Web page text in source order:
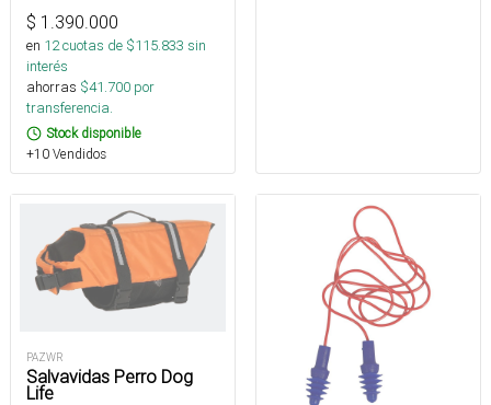
$ 1.390.000
en 12cuotas de $115.833 sin
interés
ahorras $41.700 por
transferencia.
Stock disponible
+10 Vendidos
PAZWR
Salvavidas Perro Dog
Life